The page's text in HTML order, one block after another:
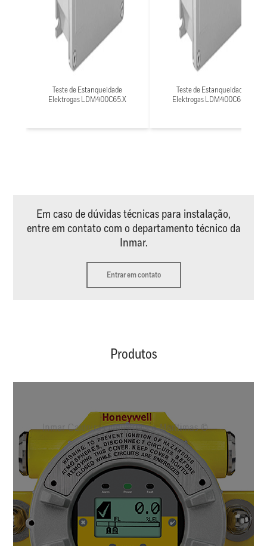
Teste de Estanqueidade
Elektrogas LDM400C65.X
Teste de Estanqueidade
Elektrogas LDM400C64.X
Em caso de dúvidas técnicas para instalação,
entre em contato com o departamento técnico da
Inmar.
Entrar em contato
Produtos